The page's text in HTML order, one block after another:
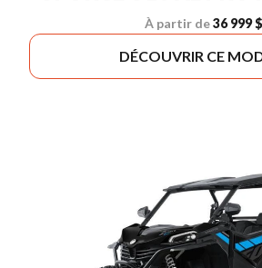
À partir de36 999 $
DÉCOUVRIR CE